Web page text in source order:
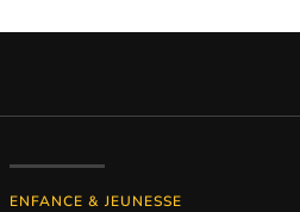
ENFANCE & JEUNESSE